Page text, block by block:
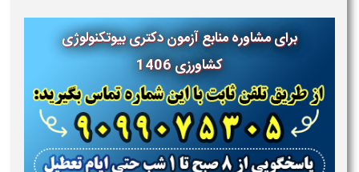
برای مشاوره منابع آزمون دکتری بیوتکنولوژی
کشاورزی 1406